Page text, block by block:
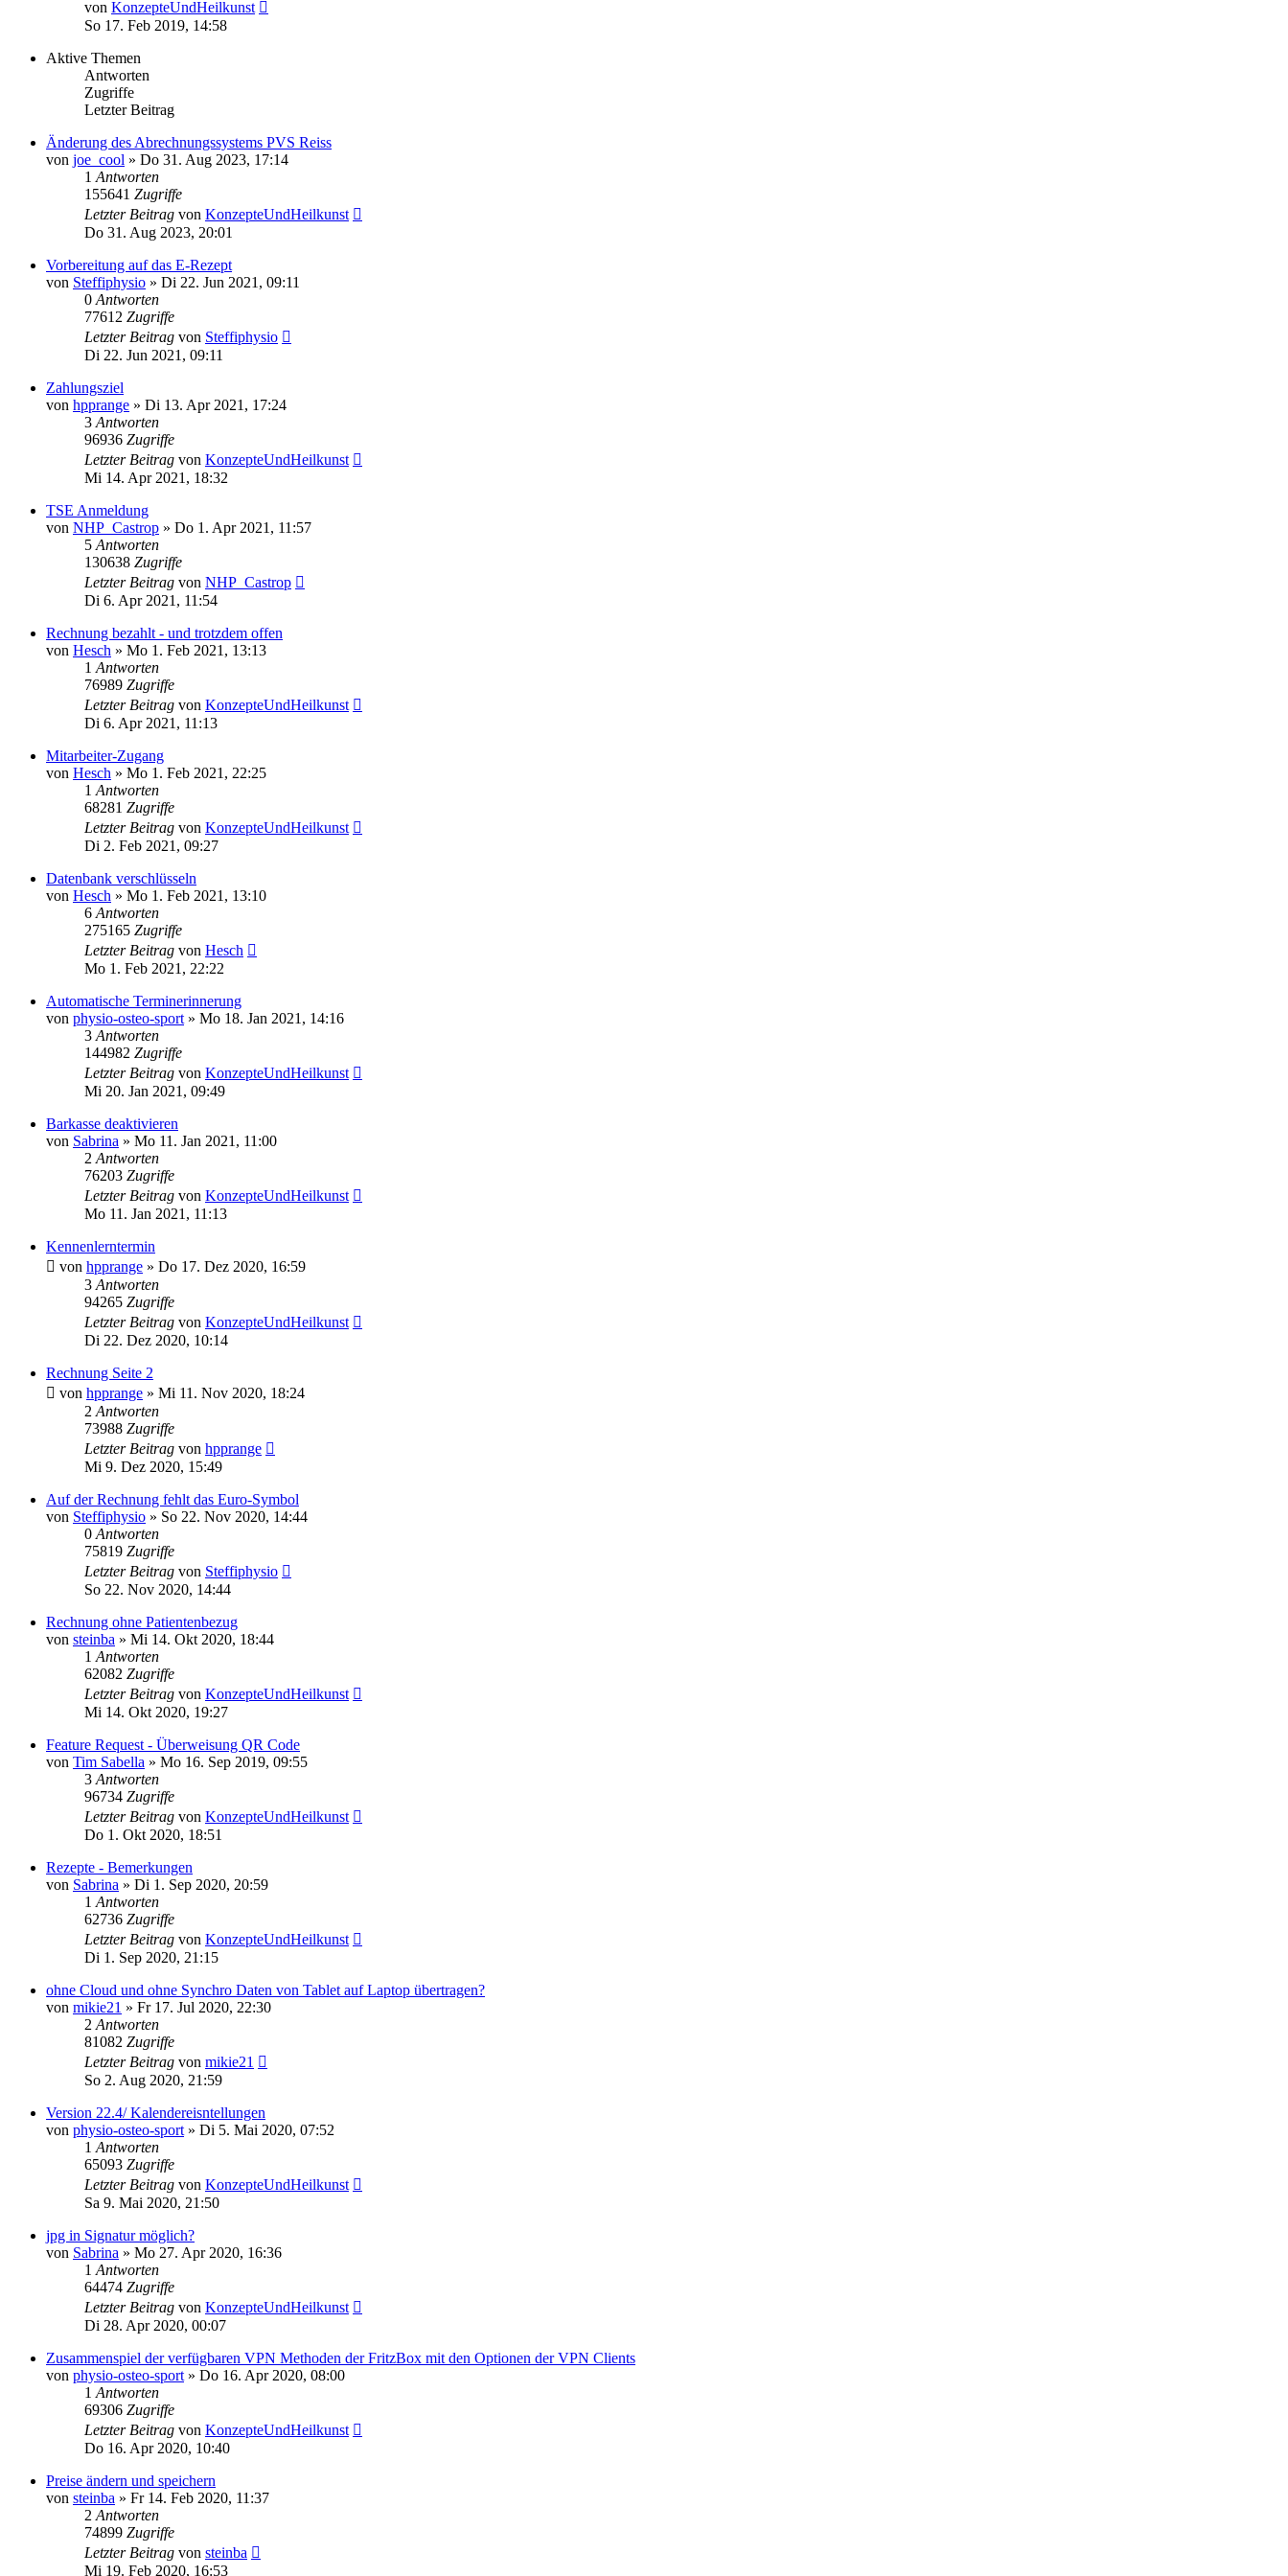
von KonzepteUndHeilkunst
So 17. Feb 2019, 14:58
Aktive Themen
Antworten
Zugriffe
Letzter Beitrag
Änderung des Abrechnungssystems PVS Reiss
von joe_cool » Do 31. Aug 2023, 17:14
1 Antworten
155641 Zugriffe
Letzter Beitrag von KonzepteUndHeilkunst
Do 31. Aug 2023, 20:01
Vorbereitung auf das E-Rezept
von Steffiphysio » Di 22. Jun 2021, 09:11
0 Antworten
77612 Zugriffe
Letzter Beitrag von Steffiphysio
Di 22. Jun 2021, 09:11
Zahlungsziel
von hpprange » Di 13. Apr 2021, 17:24
3 Antworten
96936 Zugriffe
Letzter Beitrag von KonzepteUndHeilkunst
Mi 14. Apr 2021, 18:32
TSE Anmeldung
von NHP_Castrop » Do 1. Apr 2021, 11:57
5 Antworten
130638 Zugriffe
Letzter Beitrag von NHP_Castrop
Di 6. Apr 2021, 11:54
Rechnung bezahlt - und trotzdem offen
von Hesch » Mo 1. Feb 2021, 13:13
1 Antworten
76989 Zugriffe
Letzter Beitrag von KonzepteUndHeilkunst
Di 6. Apr 2021, 11:13
Mitarbeiter-Zugang
von Hesch » Mo 1. Feb 2021, 22:25
1 Antworten
68281 Zugriffe
Letzter Beitrag von KonzepteUndHeilkunst
Di 2. Feb 2021, 09:27
Datenbank verschlüsseln
von Hesch » Mo 1. Feb 2021, 13:10
6 Antworten
275165 Zugriffe
Letzter Beitrag von Hesch
Mo 1. Feb 2021, 22:22
Automatische Terminerinnerung
von physio-osteo-sport » Mo 18. Jan 2021, 14:16
3 Antworten
144982 Zugriffe
Letzter Beitrag von KonzepteUndHeilkunst
Mi 20. Jan 2021, 09:49
Barkasse deaktivieren
von Sabrina » Mo 11. Jan 2021, 11:00
2 Antworten
76203 Zugriffe
Letzter Beitrag von KonzepteUndHeilkunst
Mo 11. Jan 2021, 11:13
Kennenlerntermin
von hpprange » Do 17. Dez 2020, 16:59
3 Antworten
94265 Zugriffe
Letzter Beitrag von KonzepteUndHeilkunst
Di 22. Dez 2020, 10:14
Rechnung Seite 2
von hpprange » Mi 11. Nov 2020, 18:24
2 Antworten
73988 Zugriffe
Letzter Beitrag von hpprange
Mi 9. Dez 2020, 15:49
Auf der Rechnung fehlt das Euro-Symbol
von Steffiphysio » So 22. Nov 2020, 14:44
0 Antworten
75819 Zugriffe
Letzter Beitrag von Steffiphysio
So 22. Nov 2020, 14:44
Rechnung ohne Patientenbezug
von steinba » Mi 14. Okt 2020, 18:44
1 Antworten
62082 Zugriffe
Letzter Beitrag von KonzepteUndHeilkunst
Mi 14. Okt 2020, 19:27
Feature Request - Überweisung QR Code
von Tim Sabella » Mo 16. Sep 2019, 09:55
3 Antworten
96734 Zugriffe
Letzter Beitrag von KonzepteUndHeilkunst
Do 1. Okt 2020, 18:51
Rezepte - Bemerkungen
von Sabrina » Di 1. Sep 2020, 20:59
1 Antworten
62736 Zugriffe
Letzter Beitrag von KonzepteUndHeilkunst
Di 1. Sep 2020, 21:15
ohne Cloud und ohne Synchro Daten von Tablet auf Laptop übertragen?
von mikie21 » Fr 17. Jul 2020, 22:30
2 Antworten
81082 Zugriffe
Letzter Beitrag von mikie21
So 2. Aug 2020, 21:59
Version 22.4/ Kalendereisntellungen
von physio-osteo-sport » Di 5. Mai 2020, 07:52
1 Antworten
65093 Zugriffe
Letzter Beitrag von KonzepteUndHeilkunst
Sa 9. Mai 2020, 21:50
jpg in Signatur möglich?
von Sabrina » Mo 27. Apr 2020, 16:36
1 Antworten
64474 Zugriffe
Letzter Beitrag von KonzepteUndHeilkunst
Di 28. Apr 2020, 00:07
Zusammenspiel der verfügbaren VPN Methoden der FritzBox mit den Optionen der VPN Clients
von physio-osteo-sport » Do 16. Apr 2020, 08:00
1 Antworten
69306 Zugriffe
Letzter Beitrag von KonzepteUndHeilkunst
Do 16. Apr 2020, 10:40
Preise ändern und speichern
von steinba » Fr 14. Feb 2020, 11:37
2 Antworten
74899 Zugriffe
Letzter Beitrag von steinba
Mi 19. Feb 2020, 16:53